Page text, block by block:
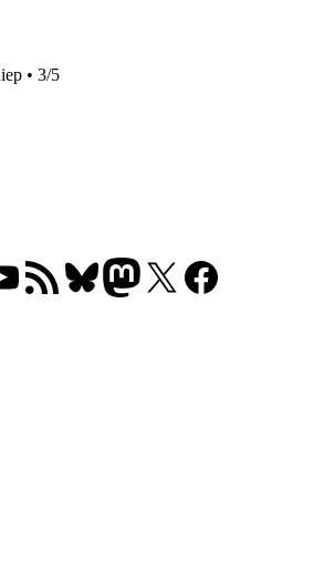
• 3/5
auf Instagram
unseren YouTube-Kanal
RSS-FeedBluesky
Folgt uns auf Mastodon
X Folgt uns auf Facebook